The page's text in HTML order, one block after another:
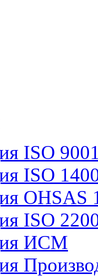
ISO
ISO
OHSAS
ISO
ИСМ